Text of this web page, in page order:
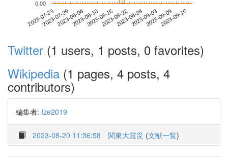
2023-07-232023-07-292023-08-042023-08-102023-08-162023-08-222023-08-282023-09-032023-09-092023-09-15
0.00
Twitter (1 users, 1 posts, 0 favorites)
Wikipedia (1 pages, 4 posts, 4
contributors)
編集者: Ize2019
2023-08-20 11:36:58 関東大震災 (文献一覧)